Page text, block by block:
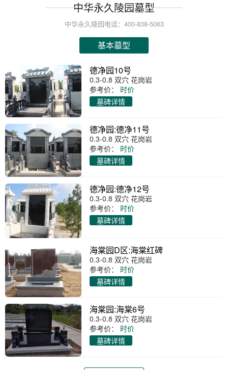
中华永久陵园墓型
中华永久陵园电话：400-838-5063
基本墓型
德净园10号
0.3-0.8 双穴 花岗岩
参考价：
时价
墓碑详情
德净园:德净11号
0.3-0.8 双穴 花岗岩
参考价：
时价
墓碑详情
德净园:德净12号
0.3-0.8 双穴 花岗岩
参考价：
时价
墓碑详情
海棠园D区:海棠红碑
0.3-0.8 双穴 花岗岩
参考价：
时价
墓碑详情
海棠园:海棠6号
0.3-0.8 双穴 花岗岩
参考价：
时价
墓碑详情